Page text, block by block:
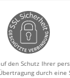
den Schutz Ihrer
durch eine